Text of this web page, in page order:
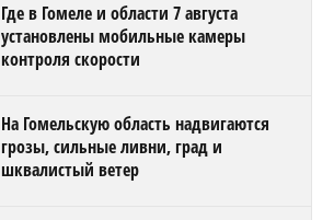
Где в Гомеле и области 7 августа
установлены мобильные камеры
контроля скорости
На Гомельскую область надвигаются
грозы, сильные ливни, град и
шквалистый ветер